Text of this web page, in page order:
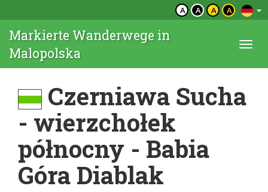
A A A A
Markierte Wanderwege in
Malopolska
Czerniawa Sucha
- wierzchołek
północny - Babia
Góra Diablak